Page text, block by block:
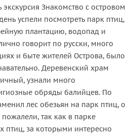
Знакомство с островом
успели посмотреть парк птиц,
плантацию, водопад и
говорит по русски, много
и быте жителей Острова, было
Деревенский храм
узнали много
обряды балийцев. По
лес обезьян на парк птиц, о
так как в парке
птиц, за которыми интересно